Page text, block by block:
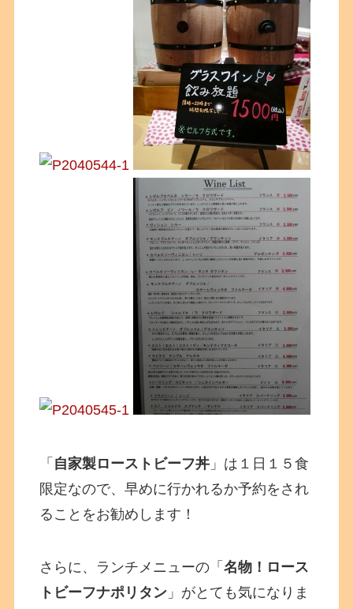
「 自家製ローストビーフ丼 」は１日１５食
限定なので、早めに行かれるか予約をされ
ることをお勧めします！
さらに、ランチメニューの「名物！ロース
トビーフナポリタン 」がとても気になりま